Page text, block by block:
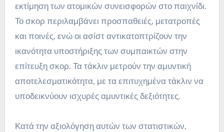
εκτίμηση των ατομικών συνεισφορών στο παιχνίδι.
Το σκορ περιλαμβάνει προσπαθειές, μετατροπές
και ποινές, ενώ οι ασίστ αντικατοπτρίζουν την
ικανότητα υποστήριξης των συμπαικτών στην
επίτευξη σκορ. Τα τάκλιν μετρούν την αμυντική
αποτελεσματικότητα, με τα επιτυχημένα τάκλιν να
υποδεικνύουν ισχυρές αμυντικές δεξιότητες.
Κατά την αξιολόγηση αυτών των στατιστικών,